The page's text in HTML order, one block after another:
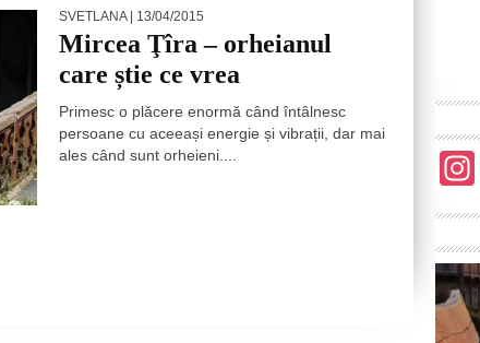
SVETLANA| 13/04/2015
Mircea Ţîra – orheianul
care știe ce vrea
Primesc o plăcere enormă când întâlnesc
persoane cu aceeași energie și vibrații, dar mai
ales când sunt orheieni....